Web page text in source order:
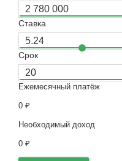
Ставка
Срок
Ежемесячный платёж
0 ₽
Необходимый доход
0 ₽